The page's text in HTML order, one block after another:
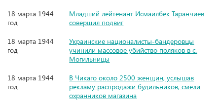
18 марта 1944
год
Младший лейтенант Исмаилбек Таранчиев
совершил подвиг
18 марта 1944
год
Украинские националисты-бандеровцы
учинили массовое убийство поляков в с.
Могильницы
18 марта 1944
год
В Чикаго около 2500 женщин, услышав
рекламу распродажи будильников, смели
охранников магазина